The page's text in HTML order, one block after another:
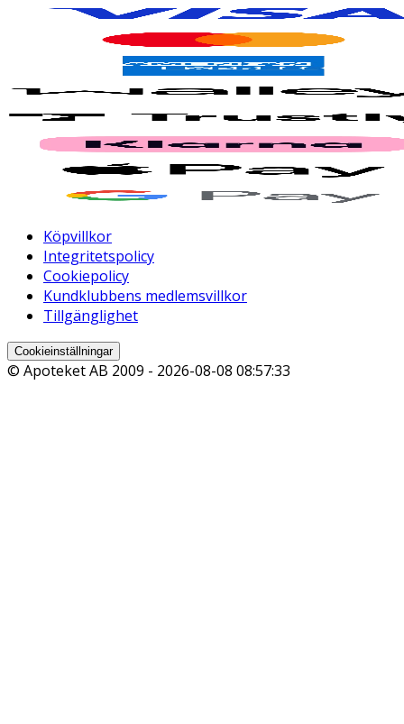
Köpvillkor
Integritetspolicy
Cookiepolicy
Kundklubbens medlemsvillkor
Tillgänglighet
Cookieinställningar
© Apoteket AB 2009 - 2026-08-08 08:57:33